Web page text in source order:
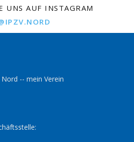
UNS AUF INSTAGRAM
Nord -- mein Verein